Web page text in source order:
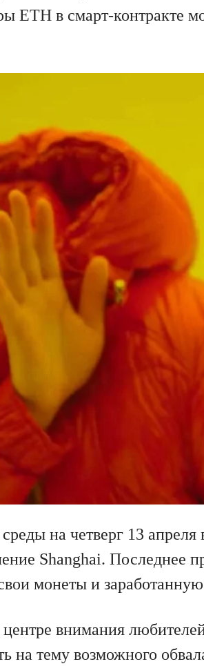
ETH в смарт-контракте
на четверг 13
Shanghai. Последнее
монеты и
внимания
на тему возможного